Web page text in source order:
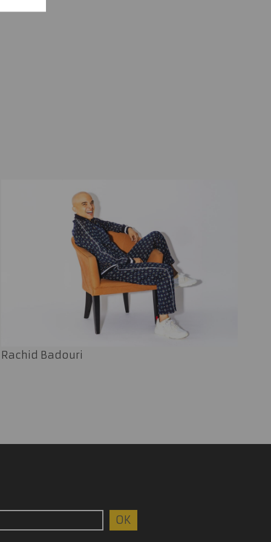
Rachid Badouri